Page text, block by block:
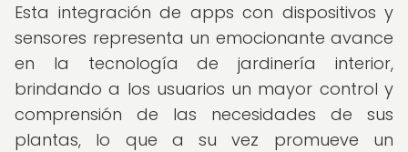
Esta integración de apps con dispositivos y
sensores representa un emocionante avance
en la tecnología de jardinería interior,
brindando a los usuarios un mayor control y
comprensión de las necesidades de sus
plantas, lo que a su vez promueve un